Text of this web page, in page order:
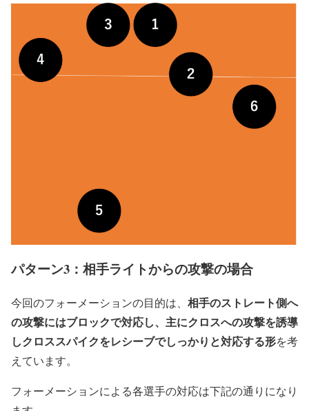
パターン3：相手ライトからの攻撃の場合
今回のフォーメーションの目的は、 相手のストレート側へ
の攻撃にはブロックで対応し、主にクロスへの攻撃を誘導
しクロススパイクをレシーブでしっかりと対応する形を考
えています。
フォーメーションによる各選手の対応は下記の通りになり